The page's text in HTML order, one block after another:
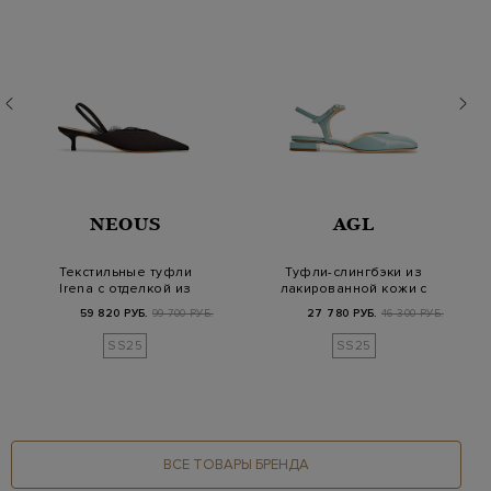
NEOUS
Текстильные туфли
Irena с отделкой из
59 820 РУБ. 99 700 РУБ.
SS25
AGL
Туфли-слингбэки из
лакированной кожи с
27 780 РУБ. 46 300 РУБ.
SS25
ВСЕ ТОВАРЫ БРЕНДА